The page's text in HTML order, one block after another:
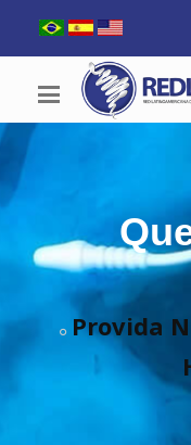
Provida